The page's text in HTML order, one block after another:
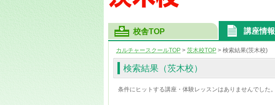
校舎TOP 講座情報
カルチャースクールTOP > 茨木校TOP > 検索結果(茨木校)
検索結果 （茨木校）
条件にヒットする講座・体験レッスンはありませんでした。